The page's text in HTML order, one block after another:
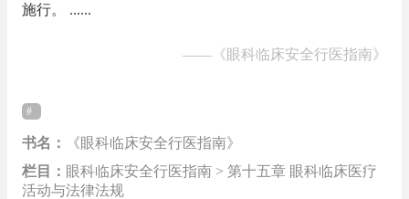
施行。 ......
—— 《眼科临床安全行医指南》
书名：
《眼科临床安全行医指南》
栏目： 眼科临床安全行医指南 > 第十五章 眼科临床医疗
活动与法律法规